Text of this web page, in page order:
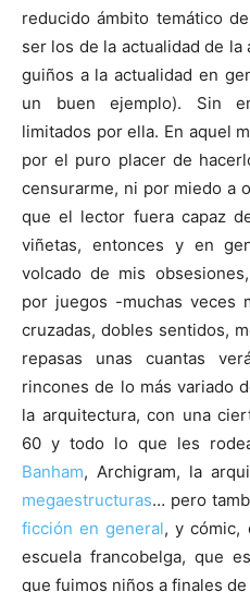
reducido ámbito temático
ser los de la actualidad de
guiños a la actualidad en
un buen ejemplo). Sin
limitados por ella. En aquel
por el puro placer de
censurarme, ni por miedo a
que el lector fuera capaz
viñetas, entonces y en
volcado de mis
por juegos -muchas veces
cruzadas, dobles sentidos,
repasas unas cuantas
rincones de lo más variado
la arquitectura, con una
60 y todo lo que les
Banham, Archigram, la
megaestructuras… pero
ficción en general, y cómic,
escuela francobelga, que
que fuimos niños a finales